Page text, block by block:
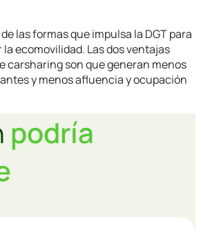
las formas que impulsa la DGT para
ecomovilidad. Las dos ventajas
carsharing son que generan menos
y menos afluencia y ocupación
podría